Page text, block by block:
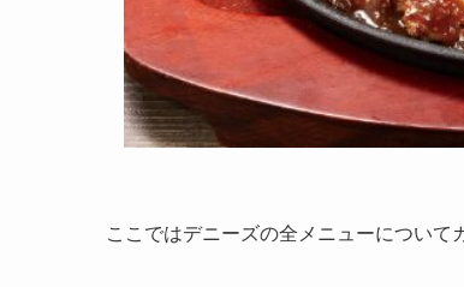
ここではデニーズの全メニューについて